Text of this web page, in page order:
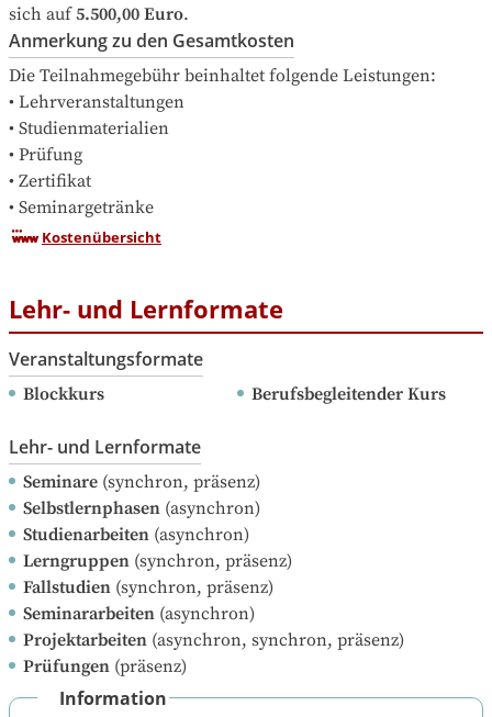
sich auf 5.500,00 Euro.
Anmerkung zu den Gesamtkosten
Die Teilnahmegebühr beinhaltet folgende Leistungen:
• Lehrveranstaltungen
• Studienmaterialien
• Prüfung
• Zertifikat
• Seminargetränke
Kostenübersicht
Lehr- und Lernformate
Veranstaltungsformate
Blockkurs Berufsbegleitender Kurs
Lehr- und Lernformate
Seminare (synchron, präsenz)
Selbstlernphasen (asynchron)
Studienarbeiten (asynchron)
Lerngruppen (synchron, präsenz)
Fallstudien (synchron, präsenz)
Seminararbeiten (asynchron)
Projektarbeiten (asynchron, synchron, präsenz)
Prüfungen (präsenz)
Information